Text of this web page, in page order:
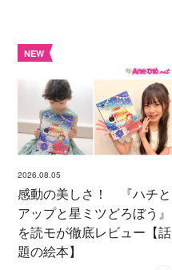
NEW
2026.08.05
感動の美しさ！ 『ハチと
アップと星ミツどろぼう』
を読モが徹底レビュー【話
題の絵本】